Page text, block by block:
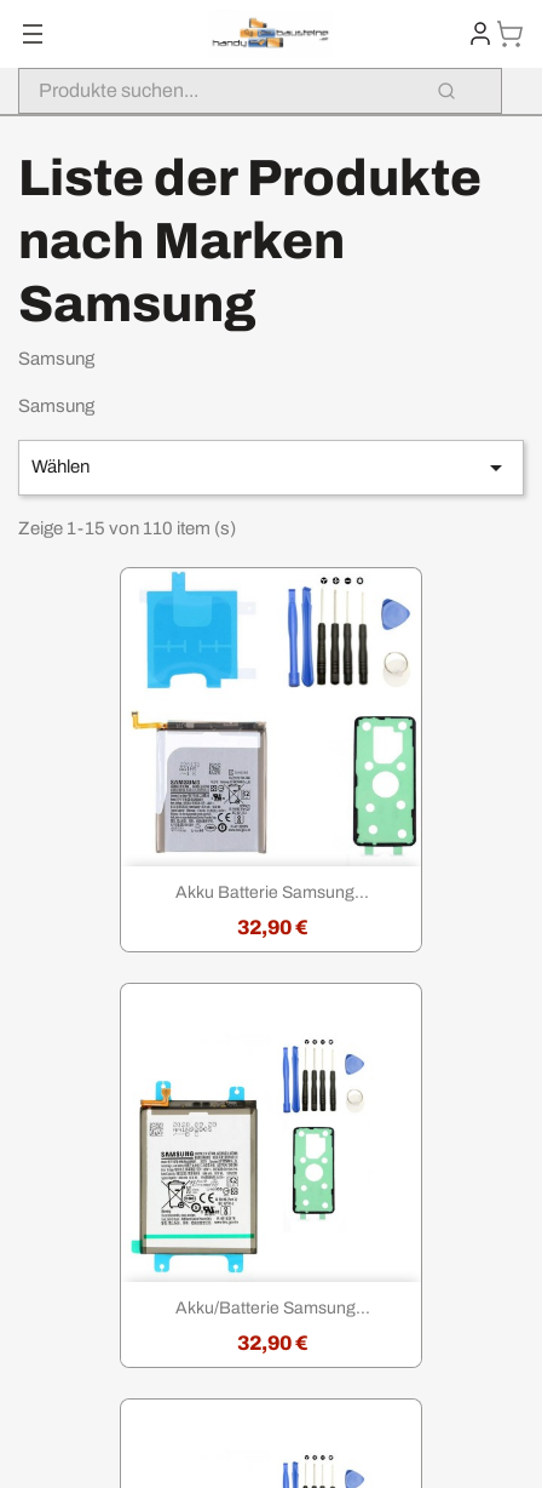
Liste der Produkte
nach Marken
Samsung
Samsung
Samsung
Wählen 
Zeige 1-15 von 110 item (s)
Akku Batterie Samsung...
32,90 €
Akku/Batterie Samsung...
32,90 €